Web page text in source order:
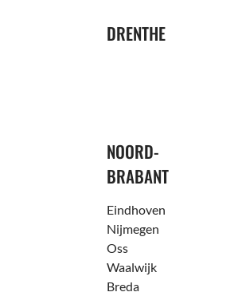
DRENTHE
NOORD-
BRABANT
Eindhoven
Nijmegen
Oss
Waalwijk
Breda